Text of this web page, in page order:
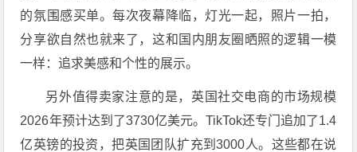
的氛围感买单。每次夜幕降临，灯光一起，照片一拍，
分享欲自然也就来了，这和国内朋友圈晒照的逻辑一模
一样：追求美感和个性的展示。
另外值得卖家注意的是，英国社交电商的市场规模
2026年预计达到了3730亿美元。TikTok还专门追加了1.4
亿英镑的投资，把英国团队扩充到3000人。这些都在说